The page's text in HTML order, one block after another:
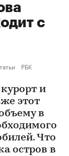
с
РБК
и
этот
в
Что
остров в